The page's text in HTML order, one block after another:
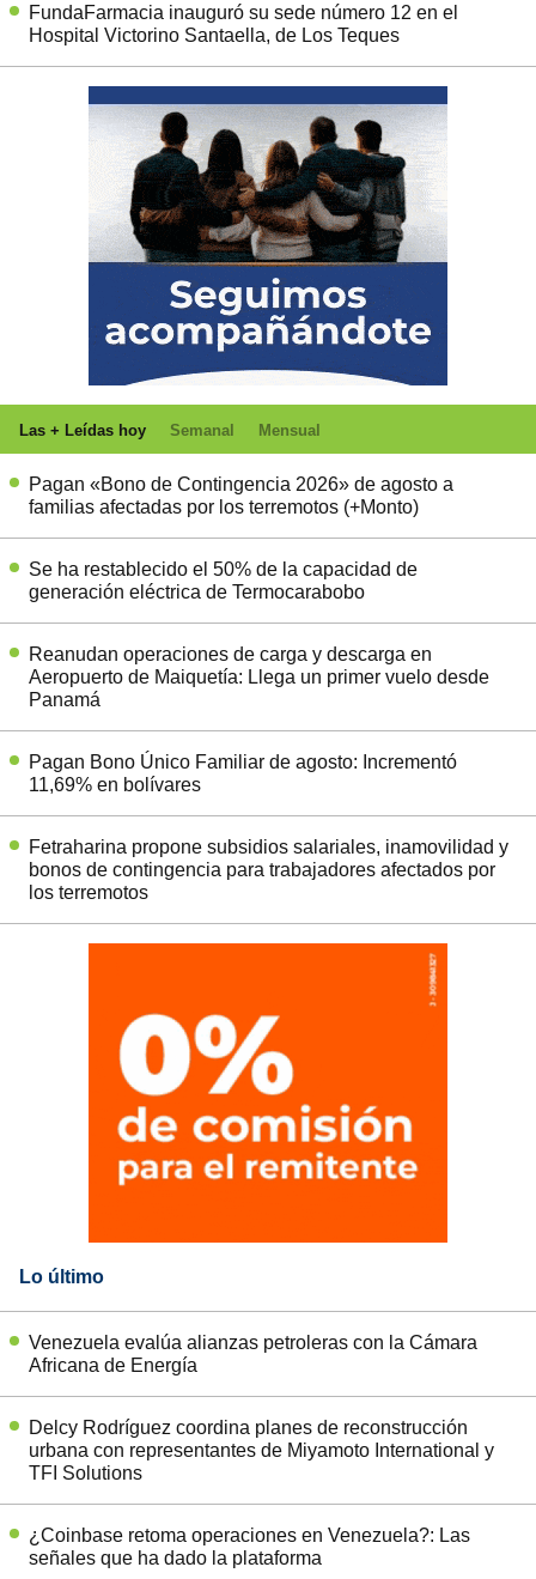
FundaFarmacia inauguró su sede número 12 en el
Hospital Victorino Santaella, de Los Teques
Las + Leídas hoy Semanal Mensual
Pagan «Bono de Contingencia 2026» de agosto a
familias afectadas por los terremotos (+Monto)
Se ha restablecido el 50% de la capacidad de
generación eléctrica de Termocarabobo
Reanudan operaciones de carga y descarga en
Aeropuerto de Maiquetía: Llega un primer vuelo desde
Panamá
Pagan Bono Único Familiar de agosto: Incrementó
11,69% en bolívares
Fetraharina propone subsidios salariales, inamovilidad y
bonos de contingencia para trabajadores afectados por
los terremotos
Lo último
Venezuela evalúa alianzas petroleras con la Cámara
Africana de Energía
Delcy Rodríguez coordina planes de reconstrucción
urbana con representantes de Miyamoto International y
TFI Solutions
¿Coinbase retoma operaciones en Venezuela?: Las
señales que ha dado la plataforma